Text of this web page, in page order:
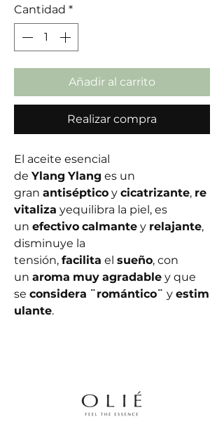
Cantidad *
Añadir al carrito
Realizar compra
El aceite esencial
de Ylang Ylang es un
gran antiséptico y cicatrizante, re
vitaliza yequilibra la piel, es
un efectivo calmante y relajante,
disminuye la
tensión, facilita el sueño, con
un aroma muy agradable y que
se considera ¨romántico¨ y estim
ulante.